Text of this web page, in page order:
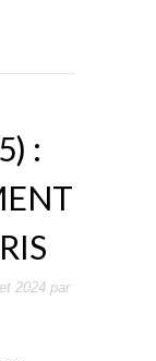
:
2024 par